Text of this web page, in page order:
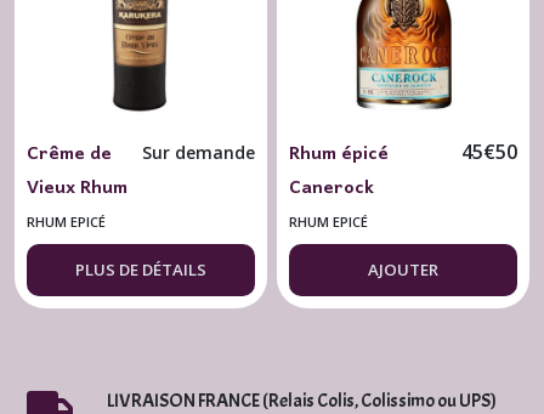
Crême de
Vieux Rhum
Agricole
Karukera
18° - 70 cl.
Sur demande
RHUM EPICÉ
PLUS DE DÉTAILS
Rhum épicé
Canerock
Jamaïque 40° - 70
cl.
45€50
RHUM EPICÉ
AJOUTER
LIVRAISON FRANCE (Relais Colis, Colissimo ou UPS)